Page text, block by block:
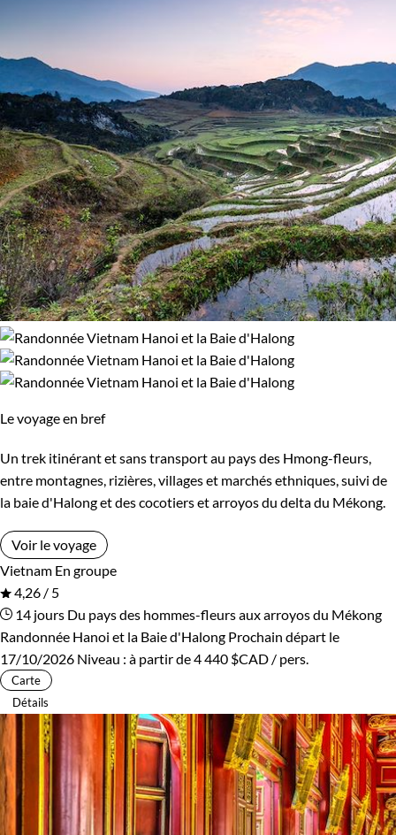
Le voyage en bref
Un trek itinérant et sans transport au pays des Hmong-fleurs,
entre montagnes, rizières, villages et marchés ethniques, suivi de
la baie d'Halong et des cocotiers et arroyos du delta du Mékong.
Voir le voyage
Vietnam En groupe
4,26 / 5
14 jours Du pays des hommes-fleurs aux arroyos du Mékong
Randonnée Hanoi et la Baie d'Halong Prochain départ le
17/10/2026 Niveau : à partir de4 440 $CAD / pers.
Carte
Détails